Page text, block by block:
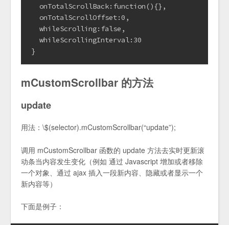
  onTotalScrollBack:function(){},
  onTotalScrollOffset:0,
  whileScrolling:false,
  whileScrollingInterval:30
}
mCustomScrollbar 的方法
update
用法：\$(selector).mCustomScrollbar(“update”);
调用 mCustomScrollbar 函数的 update 方法去实时更新滚
动条当内容发生变化（例如 通过 Javascript 增加或者移除
一个对象、通过 ajax 插入一段新内容、隐藏或者显示一个
新内容等）
下面是例子：